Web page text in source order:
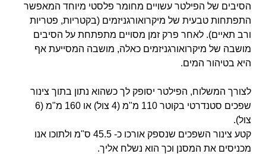
הסיבים של הפילטר עשויים מחומר פלסטי מיוחד המאפשר
התפתחות טבעית של מיקרואורגניזמים (בקטריות, פטריות
ורב תאיים). לאחר פרק זמן מסויים מתפתחת על הסיבים
מושבה של מיקרואורגניזמים כאלה, מושבה המסייעת אף
היא בטיהור המים.
לצורך המשלוח, הפילטר יסופק לך כשהוא נתון בתוך צינור
שפכים סטנדרטי בקוטר 110 מ"מ (4 צול) או 160 מ"מ (6
צול).
קטע צינור השפכים שנספק אורכו כ- 45.5 ס"מ ולתוכו אנו
מכניסים את המסנן וכך הוא נשלח אליך.